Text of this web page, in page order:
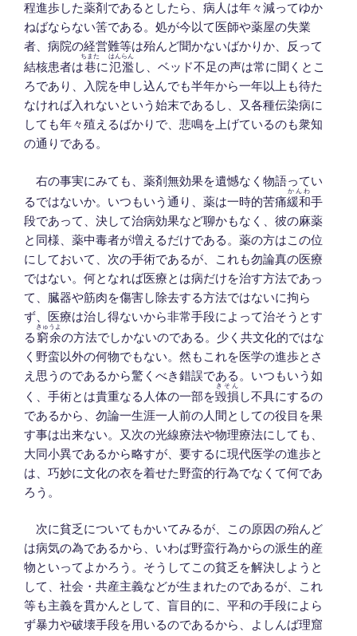
程進歩した薬剤であるとしたら、病人は年々減ってゆか
ねばならない筈である。処が今以て医師や薬屋の失業
者、病院の経営難等は殆んど聞かないばかりか、反って
結核患者は巷
ちまた
に氾濫
はんらん
し、ベッド不足の声は常に聞くとこ
ろであり、入院を申し込んでも半年から一年以上も待た
なければ入れないという始末であるし、又各種伝染病に
しても年々殖えるばかりで、悲鳴を上げているのも衆知
の通りである。
右の事実にみても、薬剤無効果を遺憾なく物語ってい
るではないか。いつもいう通り、薬は一時的苦痛緩和
かんわ
手
段であって、決して治病効果など聊かもなく、彼の麻薬
と同様、薬中毒者が増えるだけである。薬の方はこの位
にしておいて、次の手術であるが、これも勿論真の医療
ではない。何となれば医療とは病だけを治す方法であっ
て、臓器や筋肉を傷害し除去する方法ではないに拘ら
ず、医療は治し得ないから非常手段によって治そうとす
る窮余
きゅうよ
の方法でしかないのである。少く共文化的ではな
く野蛮以外の何物でもない。然もこれを医学の進歩とさ
え思うのであるから驚くべき錯誤である。いつもいう如
く、手術とは貴重なる人体の一部を毀損
きそん
し不具にするの
であるから、勿論一生涯一人前の人間としての役目を果
す事は出来ない。又次の光線療法や物理療法にしても、
大同小異であるから略すが、要するに現代医学の進歩と
は、巧妙に文化の衣を着せた野蛮的行為でなくて何であ
ろう。
次に貧乏についてもかいてみるが、この原因の殆んど
は病気の為であるから、いわば野蛮行為からの派生的産
物といってよかろう。そうしてこの貧乏を解決しようと
して、社会・共産主義などが生まれたのであるが、これ
等も主義を貫かんとして、盲目的に、平和の手段によら
ず暴力や破壊手段を用いるのであるから、よしんば理窟